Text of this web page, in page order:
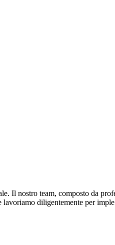
Il nostro team, composto da
diligentemente per